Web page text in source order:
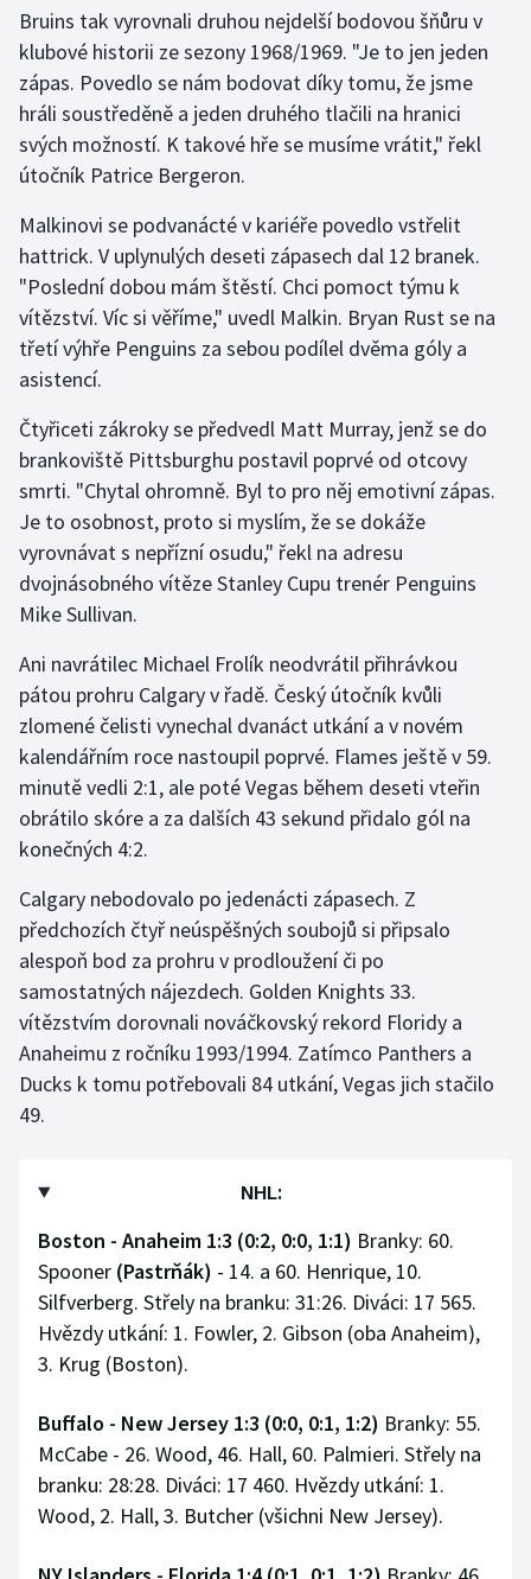
Olympijské hry
Parasport
Plavání
Ragby
Rychlobruslení
Rychlostní kanoistika
Short track
Stolní tenis
Triatlon
Vodní slalom
Volejbal
Ostatní
Bruins tak vyrovnali druhou nejdelší bodovou šňůru v
klubové historii ze sezony 1968/1969. "Je to jen jeden
zápas. Povedlo se nám bodovat díky tomu, že jsme
hráli soustředěně a jeden druhého tlačili na hranici
svých možností. K takové hře se musíme vrátit," řekl
útočník Patrice Bergeron.
Malkinovi se podvanácté v kariéře povedlo vstřelit
hattrick. V uplynulých deseti zápasech dal 12 branek.
"Poslední dobou mám štěstí. Chci pomoct týmu k
vítězství. Víc si věříme," uvedl Malkin. Bryan Rust se na
třetí výhře Penguins za sebou podílel dvěma góly a
asistencí.
Čtyřiceti zákroky se předvedl Matt Murray, jenž se do
brankoviště Pittsburghu postavil poprvé od otcovy
smrti. "Chytal ohromně. Byl to pro něj emotivní zápas.
Je to osobnost, proto si myslím, že se dokáže
vyrovnávat s nepřízní osudu," řekl na adresu
dvojnásobného vítěze Stanley Cupu trenér Penguins
Mike Sullivan.
Ani navrátilec Michael Frolík neodvrátil přihrávkou
pátou prohru Calgary v řadě. Český útočník kvůli
zlomené čelisti vynechal dvanáct utkání a v novém
kalendářním roce nastoupil poprvé. Flames ještě v 59.
minutě vedli 2:1, ale poté Vegas během deseti vteřin
obrátilo skóre a za dalších 43 sekund přidalo gól na
konečných 4:2.
Calgary nebodovalo po jedenácti zápasech. Z
předchozích čtyř neúspěšných soubojů si připsalo
alespoň bod za prohru v prodloužení či po
samostatných nájezdech. Golden Knights 33.
vítězstvím dorovnali nováčkovský rekord Floridy a
Anaheimu z ročníku 1993/1994. Zatímco Panthers a
Ducks k tomu potřebovali 84 utkání, Vegas jich stačilo
49.
NHL:
Boston - Anaheim 1:3 (0:2, 0:0, 1:1) Branky: 60.
Spooner (Pastrňák) - 14. a 60. Henrique, 10.
Silfverberg. Střely na branku: 31:26. Diváci: 17 565.
Hvězdy utkání: 1. Fowler, 2. Gibson (oba Anaheim),
3. Krug (Boston).
Buffalo - New Jersey 1:3 (0:0, 0:1, 1:2) Branky: 55.
McCabe - 26. Wood, 46. Hall, 60. Palmieri. Střely na
branku: 28:28. Diváci: 17 460. Hvězdy utkání: 1.
Wood, 2. Hall, 3. Butcher (všichni New Jersey).